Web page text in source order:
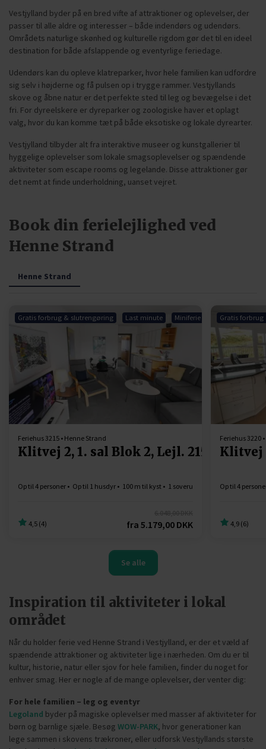
Vestjylland byder på en bred vifte af attraktioner og oplevelser, der
passer til alle aldre og interesser – både indendørs og udendørs.
Områdets naturlige skønhed og kulturelle rigdom gør det til en ideel
destination for både afslappende og eventyrlige feriedage.
Udendørs kan du opleve klatreparker, hvor hele familien kan udfordre
sig selv i højderne og få pulsen op i trygge rammer. Vestjyllands
skove og åbne natur er det perfekte sted til leg og bevægelse i det
fri. For dyreelskere er dyreparker og zoologiske haver et oplagt
valg, hvor du kan komme tæt på både eksotiske og lokale dyrearter.
Vestjylland tilbyder alt fra interaktive museer og kunstgallerier til
hyggelige oplevelser som lokale smagsoplevelser og spændende
aktiviteter som escape rooms og legelande. Disse attraktioner gør
det nemt at finde underholdning, uanset vejret.
Book din ferielejlighed ved
Henne Strand
Henne Strand
Gratis forbrug & slutrengøring Last minute Miniferie
Indlæser...
Feriehus 3215 • Henne Strand
Klitvej 2, 1. sal Blok 2, Lejl. 215
Op til 4 personer Op til 1 husdyr 100 m til kyst 1 soverum Gratis Wi-Fi
4,5 (4) fra 5.179,00 DKK
Gratis
Feriehus 3220
Klitvej
Op til 4
4,9 (6)
Se alle
Inspiration til aktiviteter i lokal
området
Når du holder ferie ved Henne Strand i Vestjylland, er der et væld af
spændende attraktioner og aktiviteter lige i nærheden. Om du er til
kultur, historie, natur eller sjov for hele familien, finder du noget for
enhver smag. Her er nogle af de mange oplevelser, der venter dig:
For hele familien – leg og eventyr
Legoland byder på magiske oplevelser med masser af aktiviteter for
børn og barnlige sjæle. Besøg WOW-PARK, hvor generationer kan
lege sammen i skovens trækroner, eller udforsk Vestjyllands største